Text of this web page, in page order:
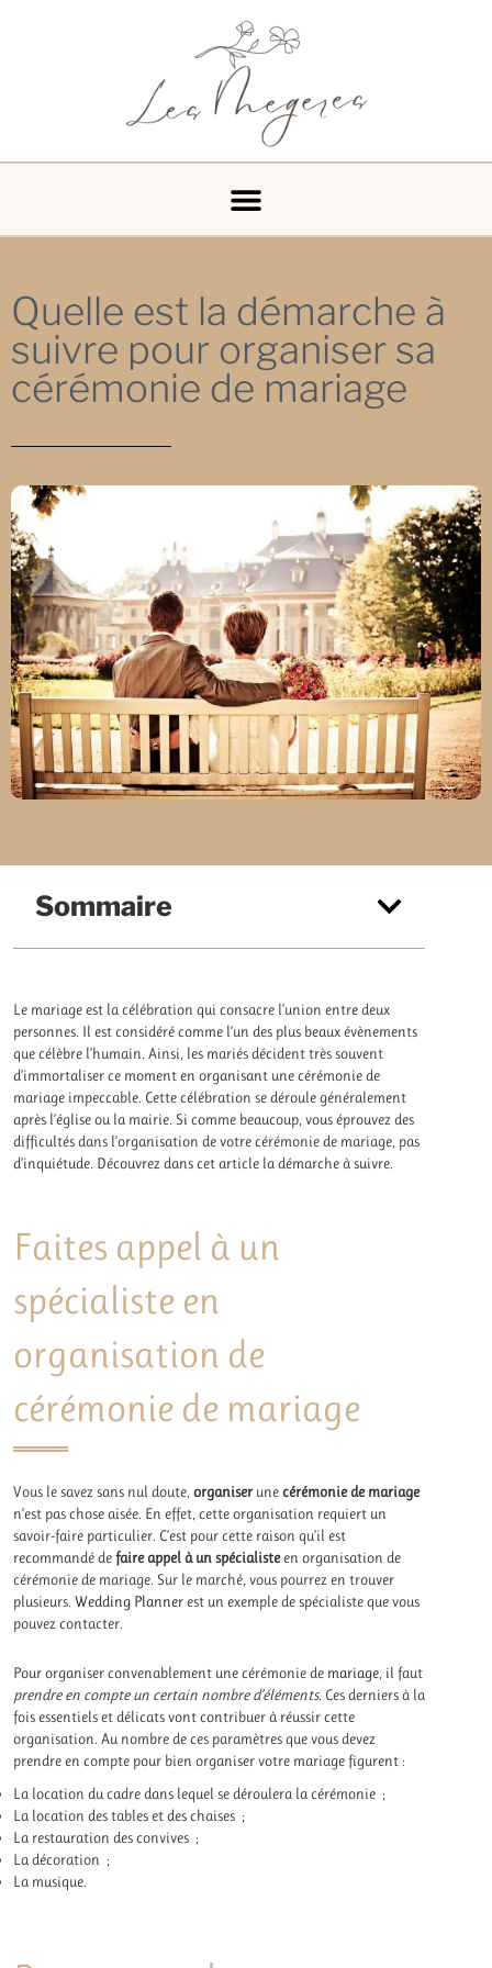
Quelle est la démarche à
suivre pour organiser sa
cérémonie de mariage
Sommaire
Le mariage est la célébration qui consacre l’union entre deux
personnes. Il est considéré comme l’un des plus beaux évènements
que célèbre l’humain. Ainsi, les mariés décident très souvent
d’immortaliser ce moment en organisant une cérémonie de
mariage impeccable. Cette célébration se déroule généralement
après l’église ou la mairie. Si comme beaucoup, vous éprouvez des
difficultés dans l’organisation de votre cérémonie de mariage, pas
d’inquiétude. Découvrez dans cet article la démarche à suivre.
Faites appel à un
spécialiste en
organisation de
cérémonie de mariage
Vous le savez sans nul doute,organiserunecérémonie de mariage
n’est pas chose aisée. En effet, cette organisation requiert un
savoir-faire particulier. C’est pour cette raison qu’il est
recommandé defaire appel à un spécialisteen organisation de
cérémonie de mariage. Sur le marché, vous pourrez en trouver
plusieurs.Wedding Plannerest un exemple de spécialiste que vous
pouvez contacter.
Pour organiser convenablement une cérémonie de mariage, il faut
prendre en compte un certain nombre d’éléments. Ces derniers à la
fois essentiels et délicats vont contribuer à réussir cette
organisation. Au nombre de ces paramètres que vous devez
prendre en compte pour bien organiser votre mariage figurent :
La location du cadre dans lequel se déroulera la cérémonie ;
La location des tables et des chaises ;
La restauration des convives ;
La décoration ;
La musique.